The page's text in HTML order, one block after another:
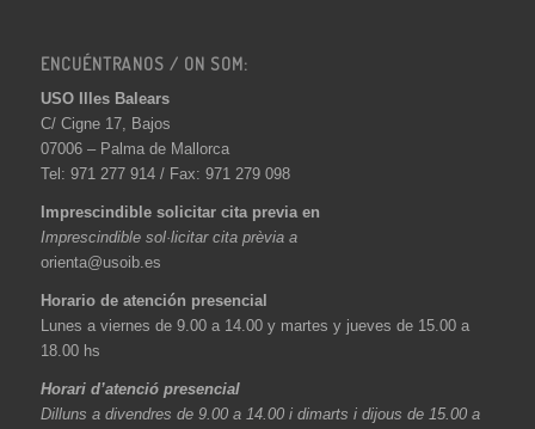
ENCUÉNTRANOS / ON SOM:
USO Illes Balears
C/ Cigne 17, Bajos
07006 – Palma de Mallorca
Tel: 971 277 914 / Fax: 971 279 098
Imprescindible solicitar cita previa en
Imprescindible sol·licitar cita prèvia a
orienta@usoib.es
Horario de atención presencial
Lunes a viernes de 9.00 a 14.00 y martes y jueves de 15.00 a
18.00 hs
Horari d’atenció presencial
Dilluns a divendres de 9.00 a 14.00 i dimarts i dijous de 15.00 a